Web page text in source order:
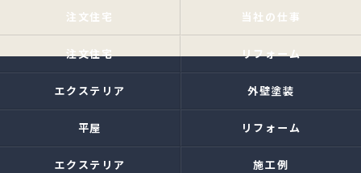
注文住宅 当社の仕事
注文住宅 リフォーム
エクステリア 外壁塗装
平屋 リフォーム
エクステリア 施工例